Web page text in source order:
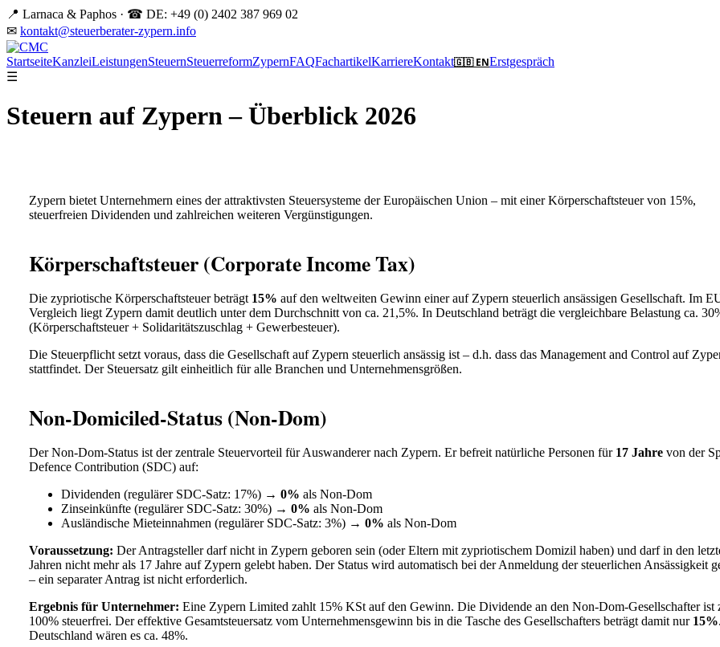
📍 Larnaca & Paphos · ☎ DE: +49 (0) 2402 387 969 02
✉ kontakt@steuerberater-zypern.info
StartseiteKanzleiLeistungenSteuernSteuerreformZypernFAQFachartikelKarriereKontakt🇬🇧 ENErstgespräch
☰
Steuern auf Zypern – Überblick 2026
Zypern bietet Unternehmern eines der attraktivsten Steuersysteme der Europäischen Union – mit einer Körperschaftsteuer von 15%,
steuerfreien Dividenden und zahlreichen weiteren Vergünstigungen.
Körperschaftsteuer (Corporate Income Tax)
Die zypriotische Körperschaftsteuer beträgt 15% auf den weltweiten Gewinn einer auf Zypern steuerlich ansässigen Gesellschaft. Im
Vergleich liegt Zypern damit deutlich unter dem Durchschnitt von ca. 21,5%. In Deutschland beträgt die vergleichbare Belastung ca.
(Körperschaftsteuer + Solidaritätszuschlag + Gewerbesteuer).
Die Steuerpflicht setzt voraus, dass die Gesellschaft auf Zypern steuerlich ansässig ist – d.h. dass das Management and Control auf
stattfindet. Der Steuersatz gilt einheitlich für alle Branchen und Unternehmensgrößen.
Non-Domiciled-Status (Non-Dom)
Der Non-Dom-Status ist der zentrale Steuervorteil für Auswanderer nach Zypern. Er befreit natürliche Personen für 17 Jahre von der
Defence Contribution (SDC) auf:
Dividenden (regulärer SDC-Satz: 17%) → 0% als Non-Dom
Zinseinkünfte (regulärer SDC-Satz: 30%) → 0% als Non-Dom
Ausländische Mieteinnahmen (regulärer SDC-Satz: 3%) → 0% als Non-Dom
Voraussetzung: Der Antragsteller darf nicht in Zypern geboren sein (oder Eltern mit zypriotischem Domizil haben) und darf in den
Jahren nicht mehr als 17 Jahre auf Zypern gelebt haben. Der Status wird automatisch bei der Anmeldung der steuerlichen Ansässigkeit
– ein separater Antrag ist nicht erforderlich.
Ergebnis für Unternehmer: Eine Zypern Limited zahlt 15% KSt auf den Gewinn. Die Dividende an den Non-Dom-Gesellschafter ist
100% steuerfrei. Der effektive Gesamtsteuersatz vom Unternehmensgewinn bis in die Tasche des Gesellschafters beträgt damit nur 15%
Deutschland wären es ca. 48%.